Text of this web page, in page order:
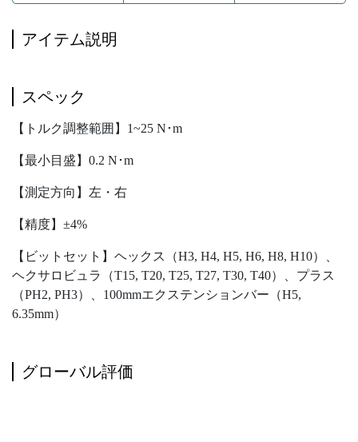
アイテム説明
スペック
【トルク調整範囲】1~25 N･m
【最小目盛】0.2 N･m
【測定方向】左・右
【精度】±4%
【ビットセット】ヘックス（H3, H4, H5, H6, H8, H10）、
ヘクサロビュラ（T15, T20, T25, T27, T30, T40）、プラス
（PH2, PH3）、100mmエクステンションバー（H5,
6.35mm）
グローバル評価